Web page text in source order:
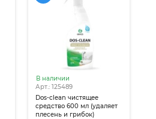
В наличии
Арт.: 125489
Dos-clean чистящее
средство 600 мл (удаляет
плесень и грибок)